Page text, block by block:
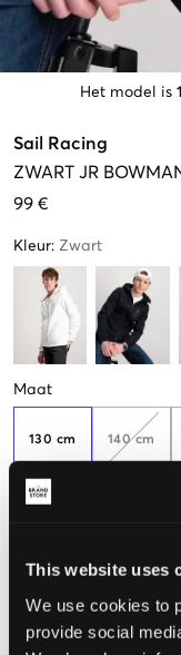
This website uses
We use cookies to
provide social
Het model is
Sail Racing
ZWART JR
99 €
Kleur: Zwart
Maat
130 cm 140 cm